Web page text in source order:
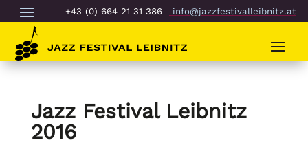
+43 (0) 664 21 31 386 info@jazzfestivalleibnitz.at
Jazz Festival Leibnitz
2016